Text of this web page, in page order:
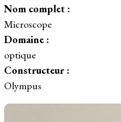
Nom complet :
Microscope
Domaine :
optique
Constructeur :
Olympus